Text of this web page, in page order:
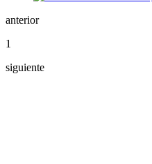
anterior
1
siguiente